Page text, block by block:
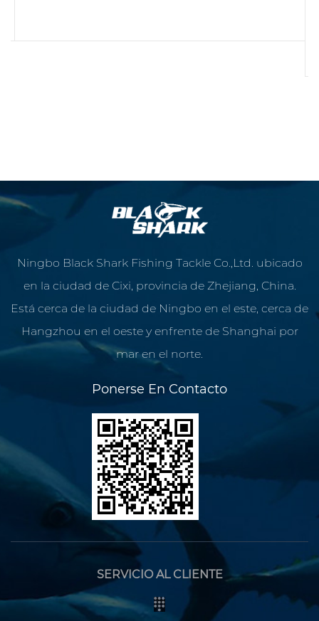
Ningbo Black Shark Fishing Tackle Co.,Ltd. ubicado
en la ciudad de Cixi, provincia de Zhejiang, China.
Está cerca de la ciudad de Ningbo en el este, cerca de
Hangzhou en el oeste y enfrente de Shanghai por
mar en el norte.
Ponerse En Contacto
SERVICIO AL CLIENTE